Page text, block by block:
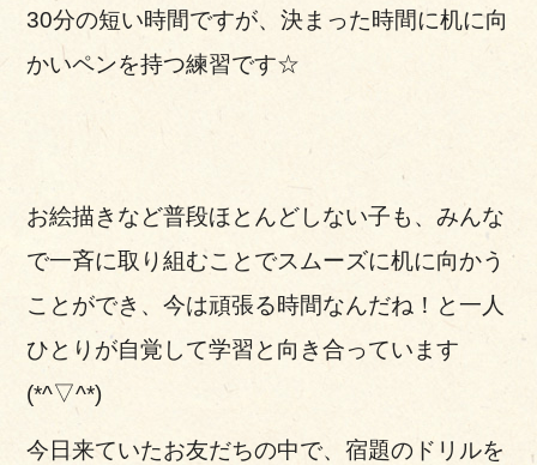
30分の短い時間ですが、決まった時間に机に向
かいペンを持つ練習です☆
お絵描きなど普段ほとんどしない子も、みんな
で一斉に取り組むことでスムーズに机に向かう
ことができ、今は頑張る時間なんだね！と一人
ひとりが自覚して学習と向き合っています
(*^▽^*)
今日来ていたお友だちの中で、宿題のドリルを